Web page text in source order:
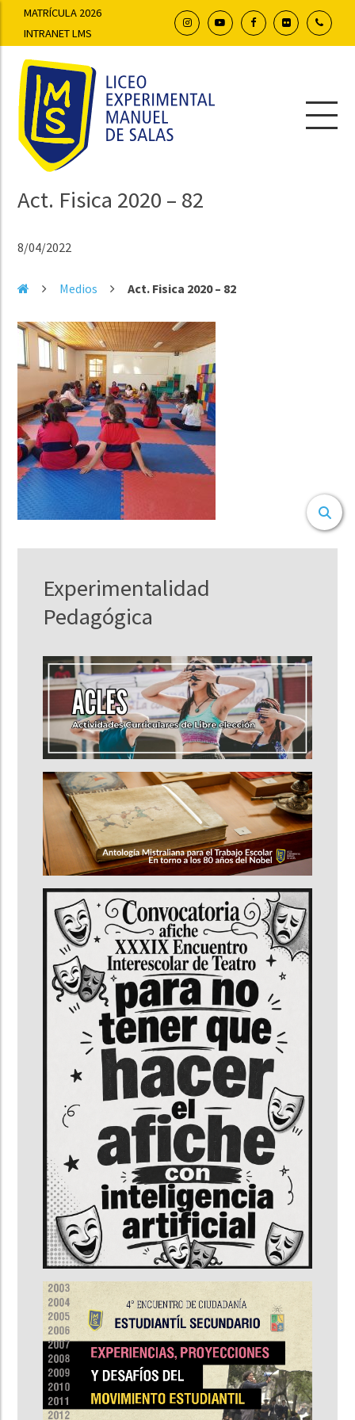
MATRÍCULA 2026
INTRANET LMS
Act. Fisica 2020 – 82
8/04/2022
Medios Act. Fisica 2020 – 82
Experimentalidad
Pedagógica